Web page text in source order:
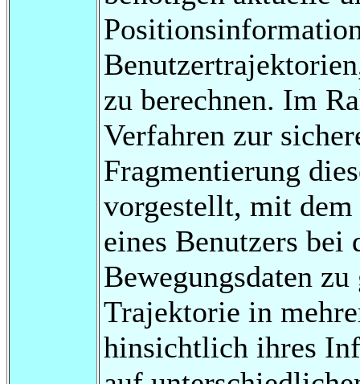
zu berechnen. Im
Verfahren zur
Fragmentierung
vorgestellt, mit
eines Benutzers
Bewegungsdaten
Trajektorie in
hinsichtlich ihres